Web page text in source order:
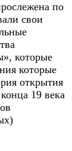
по
свои
которые
которые
открытия
19 века